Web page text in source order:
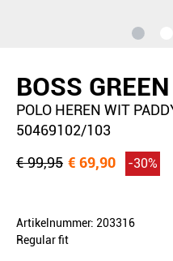
BOSS GREEN
POLO HEREN WIT
50469102/103
€ 99,95 € 69,90 -30%
Artikelnummer: 203316
Regular fit